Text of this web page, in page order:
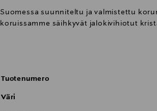
Suomessa suunniteltu ja valmistettu
koruissamme säihkyvät jalokivihiotut
Korumetallimme ei sisällä nikkeliä, lyijyä
Tuotenumero
Väri